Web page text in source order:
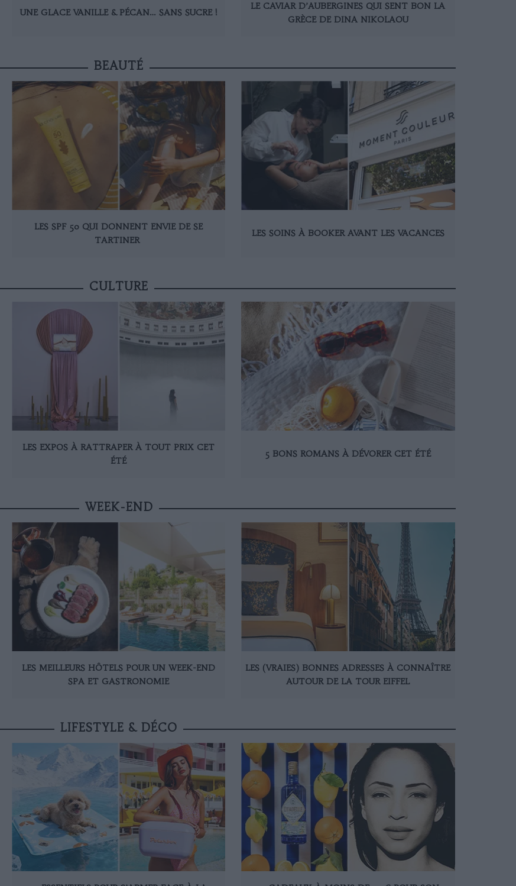
UNE GLACE VANILLE & PÉCAN… SANS SUCRE !
LE CAVIAR D’AUBERGINES QUI SENT BON LA
GRÈCE DE DINA NIKOLAOU
BEAUTÉ
LES SPF 50 QUI DONNENT ENVIE DE SE
TARTINER
LES SOINS À BOOKER AVANT LES VACANCES
CULTURE
LES EXPOS À RATTRAPER À TOUT PRIX CET
ÉTÉ
5 BONS ROMANS À DÉVORER CET ÉTÉ
WEEK-END
LES MEILLEURS HÔTELS POUR UN WEEK-END
SPA ET GASTRONOMIE
LES (VRAIES) BONNES ADRESSES À CONNAÎTRE
AUTOUR DE LA TOUR EIFFEL
LIFESTYLE & DÉCO